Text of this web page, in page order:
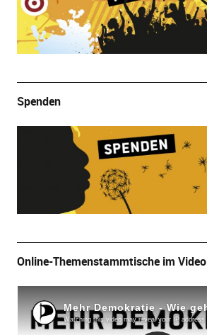
Spenden
Online-Themenstammtische im Video